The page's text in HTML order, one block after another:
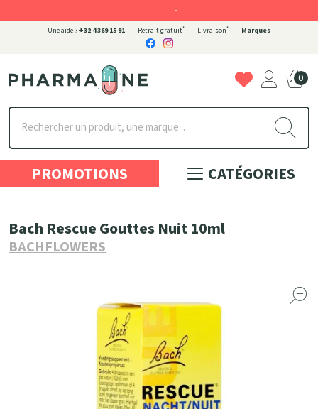
Une aide ? +32 4 369 15 91 Retrait gratuit* Livraison* Marques
Pharmaone Votre pharmacie en ligne à votre service
0
PROMOTIONS CATÉGORIES
Bach Rescue Gouttes Nuit 10ml
BACHFLOWERS